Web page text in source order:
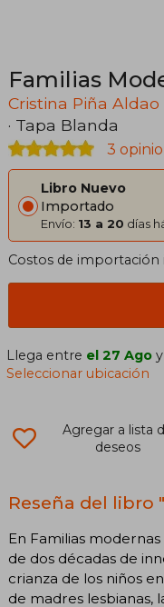
Familias
Cristina Piña Aldao
· Tapa Blanda
3
Libro Nuevo
Importado
Envío: 13 a 20 días
Costos de importación
Llega entre el 27 Ago y
Seleccionar ubicación
Agregar a lista
deseos
Reseña del libro
En Familias
de dos décadas de
crianza de los niños
de madres lesbianas,